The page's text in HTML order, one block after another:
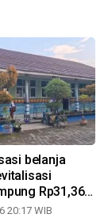
belanja
Rp31,36
20:17 WIB